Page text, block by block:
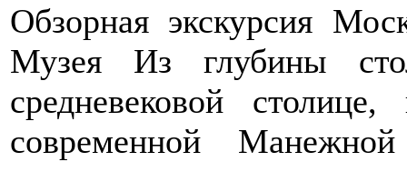
Обзорная экскурсия
Музея Из глубины
средневековой
современной